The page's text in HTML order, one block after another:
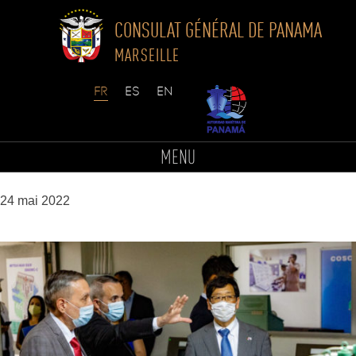
to
CONSULAT GÉNÉRAL DE PANAMA
MARSEILLE
MENU
24 mai 2022